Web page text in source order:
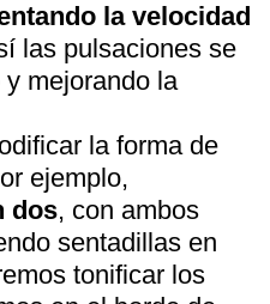
la velocidad
las pulsaciones se
mejorando la
la forma de
ejemplo,
dos, con ambos
sentadillas en
tonificar los